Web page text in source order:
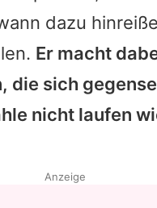
dazu
Er macht
die sich
nicht laufen
Anzeige